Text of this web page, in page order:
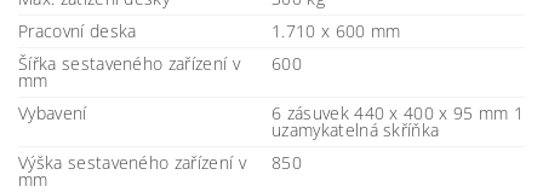
Pracovní deska
1.710 x 600 mm
Šířka sestaveného zařízení v
mm
600
Vybavení 6 zásuvek 440 x 400 x 95 mm 1
uzamykatelná skříňka
Výška sestaveného zařízení v
mm
850